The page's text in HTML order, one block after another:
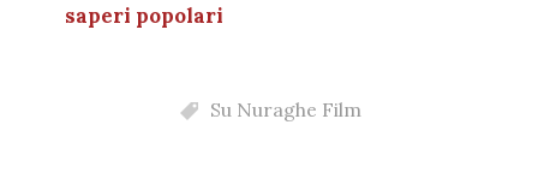
saperi popolari
Su Nuraghe Film